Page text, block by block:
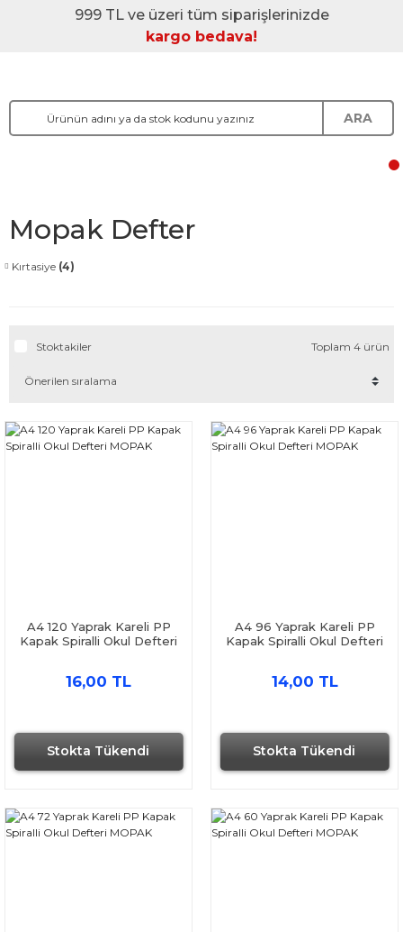
999 TL ve üzeri tüm siparişlerinizde
kargo bedava!
ARA
Mopak Defter
Kırtasiye (4)
Stoktakiler Toplam 4 ürün
Stokta Tükendi
A4 120 Yaprak Kareli PP
Kapak Spiralli Okul Defteri
16,00 TL
Stokta Tükendi
A4 96 Yaprak Kareli PP
Kapak Spiralli Okul Defteri
14,00 TL